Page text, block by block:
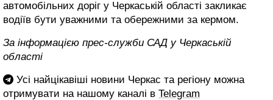
автомобільних доріг у Черкаській області закликає
водіїв бути уважними та обережними за кермом.
За інформацією прес-служби САД у Черкаській
області
Усі найцікавіші новини Черкас та регіону можна
отримувати на нашому каналі в Telegram